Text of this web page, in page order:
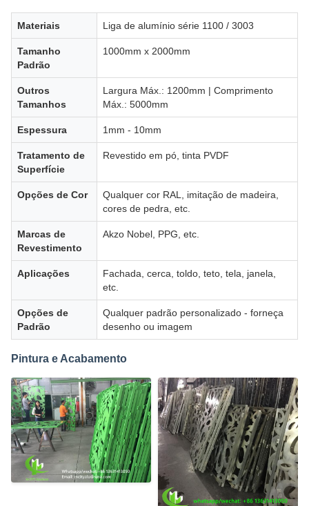
Materiais Liga de alumínio série 1100 / 3003
Tamanho
Padrão
1000mm x 2000mm
Outros
Tamanhos
Largura Máx.: 1200mm | Comprimento
Máx.: 5000mm
Espessura 1mm - 10mm
Tratamento de
Superfície
Revestido em pó, tinta PVDF
Opções de Cor
Qualquer cor RAL, imitação de madeira,
cores de pedra, etc.
Marcas de
Revestimento
Akzo Nobel, PPG, etc.
Aplicações
Fachada, cerca, toldo, teto, tela, janela,
etc.
Opções de
Padrão
Qualquer padrão personalizado - forneça
desenho ou imagem
Pintura e Acabamento